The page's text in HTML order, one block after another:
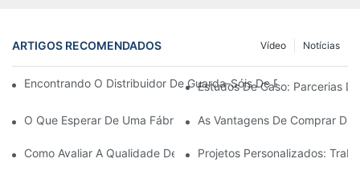
ARTIGOS RECOMENDADOS Notícias
Vídeo
Encontrando O Distribuidor De Guarda-Sóis De Praia Ideal
Estudos De Caso: Parcerias
O Que Esperar De Uma Fábrica De Cadeiras De Descanso
As Vantagens De Comprar
Como Avaliar A Qualidade De Uma Fábrica De Cadeiras De
Projetos Personalizados: